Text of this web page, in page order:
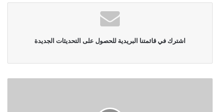
اشترك في قائمتنا البريدية للحصول على التحديثات الجديدة